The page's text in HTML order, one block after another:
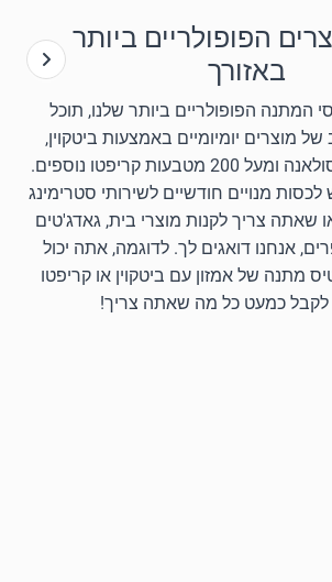
הפופולריים ביותר
באזורך
המתנה הפופולריים ביותר שלנו, תוכל
מוצרים יומיומיים באמצעות ביטקוין,
את'ריום, לייטקוין, סולאנה ומעל 200 מטבעות קריפטו נוספים.
מנויים חודשיים לשירותי סטרימינג
או שאתה צריך לקנות מוצרי בית, גאדג'טים
אנחנו דואגים לך. לדוגמה, אתה יכול
מתנה של אמזון עם ביטקוין או קריפטו
לקבל כמעט כל מה שאתה צריך!